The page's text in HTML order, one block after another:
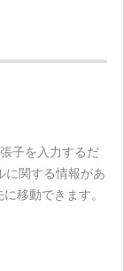
子を入力するだ
に関する情報があ
移動できます。